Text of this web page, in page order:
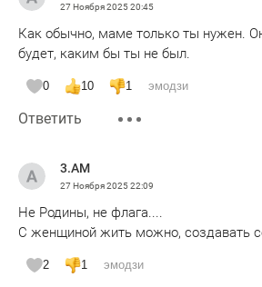
27 Ноября 202520:45
Как обычно, маме только ты нужен.
будет, каким бы ты не был.
0 10 1 эмодзи
Ответить
3.AM
27 Ноября 202522:09
Не Родины, не флага....
С женщиной жить можно, создавать
2 1 эмодзи